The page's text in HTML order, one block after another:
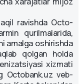
ravishda Octo-
qurilmalarida,
amalga oshirishda
qolgan holda
xizmati
Octobank.uz veb-